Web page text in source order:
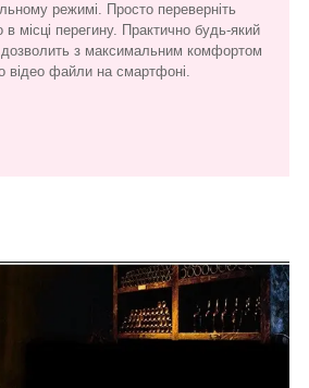
режимі. Просто переверніть
в місці перегину. Практично будь-який
з максимальним комфортом
відео файли на смартфоні.